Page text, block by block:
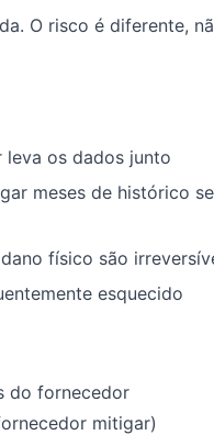
O risco é diferente,
os dados junto
meses de histórico
físico são
esquecido
do fornecedor
mitigar)